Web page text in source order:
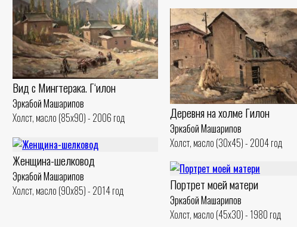
Вид с Мингтерака. Гʻилон
Эркабой Машарипов
Холст, масло (85x90) - 2006 год
Деревня на холме Гилон
Эркабой Машарипов
Холст, масло (30x45) - 2004 год
Женщина-шелковод
Эркабой Машарипов
Холст, масло (90x85) - 2014 год
Портрет моей матери
Эркабой Машарипов
Холст, масло (45x30) - 1980 год